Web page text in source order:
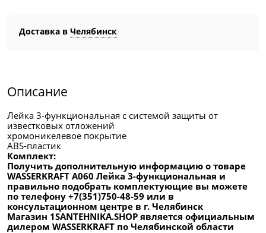
Доставка в Челябинск
Описание
Лейка 3-функциональная с системой защиты от
известковых отложений
хромоникелевое покрытие
ABS-пластик
Комплект:
Получить дополнительную информацию о товаре
WASSERKRAFT A060 Лейка 3-функциональная и
правильно подобрать комплектующие вы можете
по телефону +7(351)750-48-59 или в
консультационном центре в г. Челябинск
Магазин 1SANTEHNIKA.SHOP является официальным
дилером WASSERKRAFT по Челябинской области